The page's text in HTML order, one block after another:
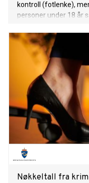
kontroll (fotlenke),
personer under 18 år
Nøkkeltall fra